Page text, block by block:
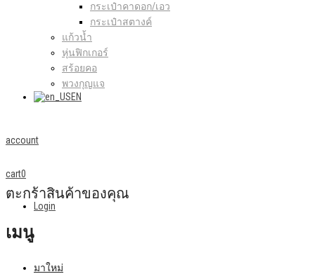
กระเป๋าคาดอก/เอว
กระเป๋าสตางค์
แก้วน้ำ
หุ่นฟิกเกอร์
สร้อยคอ
พวงกุญแจ
EN
account
Login
cart0
ตะกร้าสินค้าของคุณ
เมนู
มาใหม่